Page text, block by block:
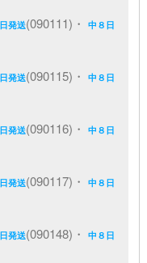
発送(090111)・中８日
発送(090115)・中８日
発送(090116)・中８日
発送(090117)・中８日
発送(090148)・中８日